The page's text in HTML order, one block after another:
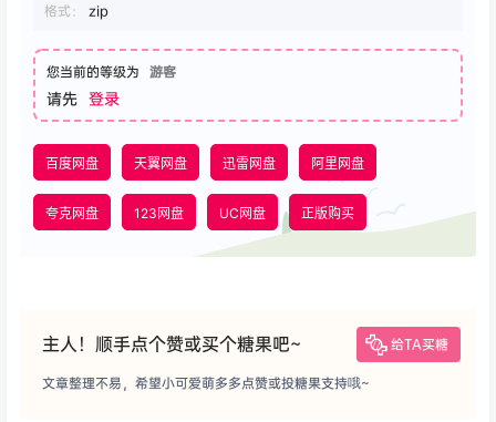
格式：
zip
您当前的等级为 游客
请先 登录
百度网盘 天翼网盘 迅雷网盘 阿里网盘
夸克网盘 123网盘 UC网盘 正版购买
主人！顺手点个赞或买个糖果吧~ 给TA买糖
文章整理不易，希望小可爱萌多多点赞或投糖果支持哦~